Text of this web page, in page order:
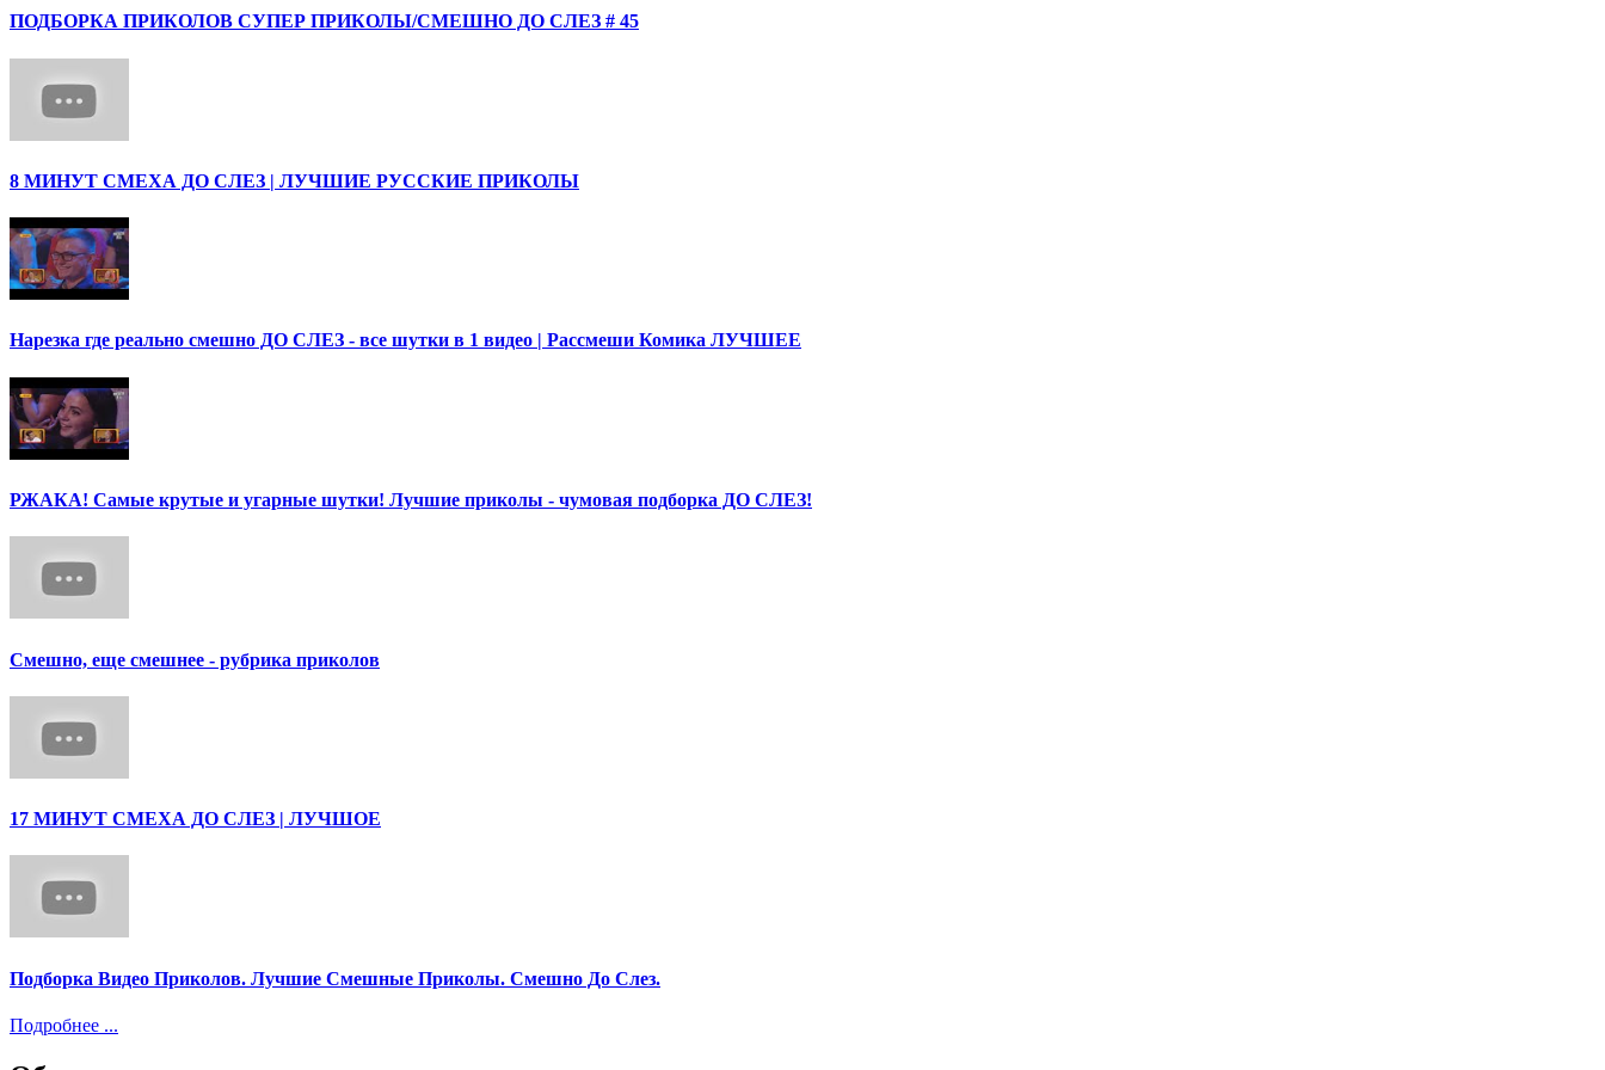
ПОДБОРКА ПРИКОЛОВ СУПЕР ПРИКОЛЫ/СМЕШНО ДО СЛЕЗ # 45
8 МИНУТ СМЕХА ДО СЛЕЗ | ЛУЧШИЕ РУССКИЕ ПРИКОЛЫ
Нарезка где реально смешно ДО СЛЕЗ - все шутки в 1 видео | Рассмеши Комика ЛУЧШЕЕ
РЖАКА! Самые крутые и угарные шутки! Лучшие приколы - чумовая подборка ДО СЛЕЗ!
Смешно, еще смешнее - рубрика приколов
17 МИНУТ СМЕХА ДО СЛЕЗ | ЛУЧШОЕ
Подборка Видео Приколов. Лучшие Смешные Приколы. Смешно До Слез.
Подробнее ...